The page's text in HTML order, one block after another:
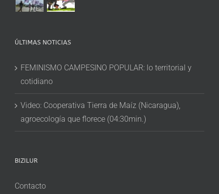
ÚLTIMAS NOTICIAS
FEMINISMO CAMPESINO POPULAR: lo territorial y
cotidiano
Video: Cooperativa Tierra de Maíz (Nicaragua),
agroecología que florece (04:30min.)
BIZILUR
Contacto